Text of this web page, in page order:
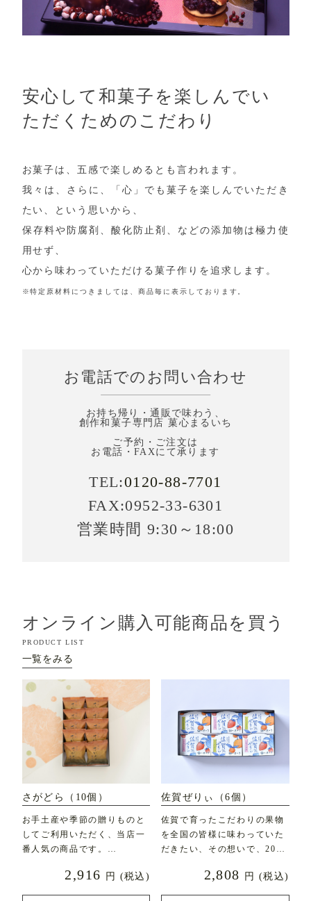
安心して和菓子を楽しんでい
ただくためのこだわり
お菓子は、五感で楽しめるとも言われます。
我々は、さらに、「心」でも菓子を楽しんでいただき
たい、という思いから、
保存料や防腐剤、酸化防止剤、などの添加物は極力使
用せず、
心から味わっていただける菓子作りを追求します。
※特定原材料につきましては、商品毎に表示しております。
お電話でのお問い合わせ
お持ち帰り・通販で味わう、
創作和菓子専門店 菓心まるいち
ご予約・ご注文は
お電話・FAXにて承ります
TEL:0120-88-7701
FAX:0952-33-6301
営業時間 9:30～18:00
オンライン購入可能商品を買う
PRODUCT LIST
一覧をみる
さがどら（10個）
お手土産や季節の贈りものと
してご利用いただく、当店一
番人気の商品です。
2,916 円 (税込)
佐賀ぜりぃ（6個）
佐賀で育ったこだわりの果物
を全国の皆様に味わっていた
だきたい、その想いで、2020
2,808 円 (税込)